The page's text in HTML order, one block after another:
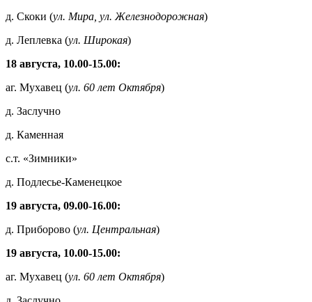
д. Скоки (ул. Мира, ул. Железнодорожная)
д. Леплевка (ул. Широкая)
18 августа, 10.00-15.00:
аг. Мухавец (ул. 60 лет Октября)
д. Заслучно
д. Каменная
с.т. «Зимники»
д. Подлесье-Каменецкое
19 августа, 09.00-16.00:
д. Приборово (ул. Центральная)
19 августа, 10.00-15.00:
аг. Мухавец (ул. 60 лет Октября)